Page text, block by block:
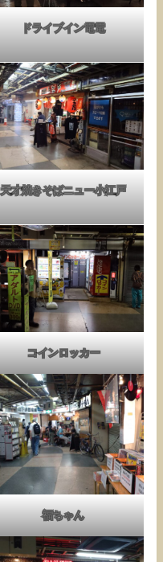
ドライブイン電電
天才焼きそばニュー小江戸
コインロッカー
福ちゃん